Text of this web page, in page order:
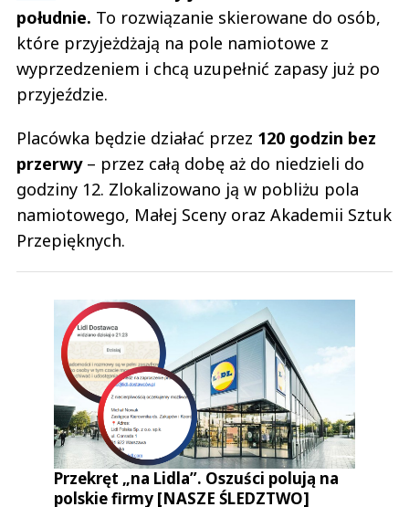
południe. To rozwiązanie skierowane do osób,
które przyjeżdżają na pole namiotowe z
wyprzedzeniem i chcą uzupełnić zapasy już po
przyjeździe.
Placówka będzie działać przez 120 godzin bez
przerwy– przez całą dobę aż do niedzieli do
godziny 12. Zlokalizowano ją w pobliżu pola
namiotowego, Małej Sceny oraz Akademii Sztuk
Przepięknych.
Przekręt „na Lidla”. Oszuści polują na
polskie firmy [NASZE ŚLEDZTWO]